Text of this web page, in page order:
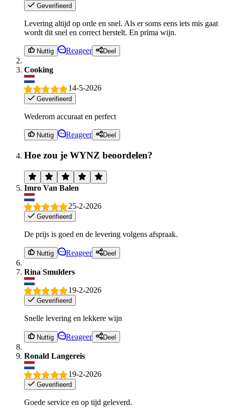
Geverifieerd
Levering altijd op orde en snel. Als er soms eens iets mis gaat
wordt dit snel en correct herstelt. En prima wijn.
Nuttig Reageer Deel
Cooking
14-5-2026
Geverifieerd
Wederom accuraat en perfect
Nuttig Reageer Deel
Hoe zou je WYNZ beoordelen?
Imro Van Balen
25-2-2026
Geverifieerd
De prijs is goed en de levering volgens afspraak.
Nuttig Reageer Deel
Rina Smulders
19-2-2026
Geverifieerd
Snelle levering en lekkere wijn
Nuttig Reageer Deel
Ronald Langereis
19-2-2026
Geverifieerd
Goede service en op tijd geleverd.